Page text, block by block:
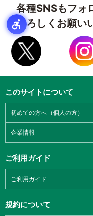
各種SNSもフォ
よろしくお願い
このサイトについて
初めての方へ（個人の方）
企業情報
ご利用ガイド
ご利用ガイド
規約について